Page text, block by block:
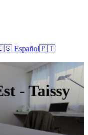
Español🇵🇹
- Taissy